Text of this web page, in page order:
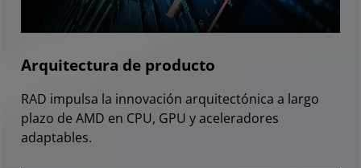
Arquitectura de producto
RAD impulsa la innovación arquitectónica a largo
plazo de AMD en CPU, GPU y aceleradores
adaptables.